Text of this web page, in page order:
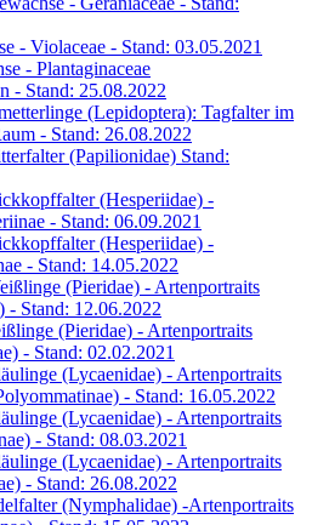
- Violaceae - Stand: 03.05.2021
- Plantaginaceae
- Stand: 25.08.2022
(Lepidoptera): Tagfalter im
- Stand: 26.08.2022
(Papilionidae) Stand:
(Hesperiidae) -
- Stand: 06.09.2021
(Hesperiidae) -
- Stand: 14.05.2022
(Pieridae) - Artenportraits
- Stand: 12.06.2022
(Pieridae) - Artenportraits
- Stand: 02.02.2021
(Lycaenidae) - Artenportraits
- Stand: 16.05.2022
(Lycaenidae) - Artenportraits
- Stand: 08.03.2021
(Lycaenidae) - Artenportraits
- Stand: 26.08.2022
(Nymphalidae) -Artenportraits